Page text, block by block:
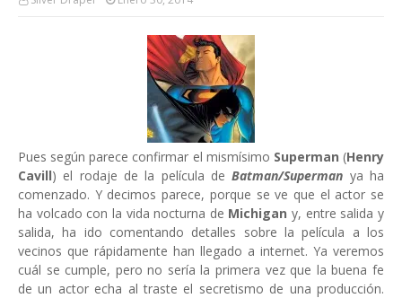
Pues según parece confirmar el mismísimo Superman (Henry
Cavill) el rodaje de la película deBatman/Superman ya ha
comenzado. Y decimos parece, porque se ve que el actor se
ha volcado con la vida nocturna de Michigan y, entre salida y
salida, ha ido comentando detalles sobre la película a los
vecinos que rápidamente han llegado a internet. Ya veremos
cuál se cumple, pero no sería la primera vez que la buena fe
de un actor echa al traste el secretismo de una producción.